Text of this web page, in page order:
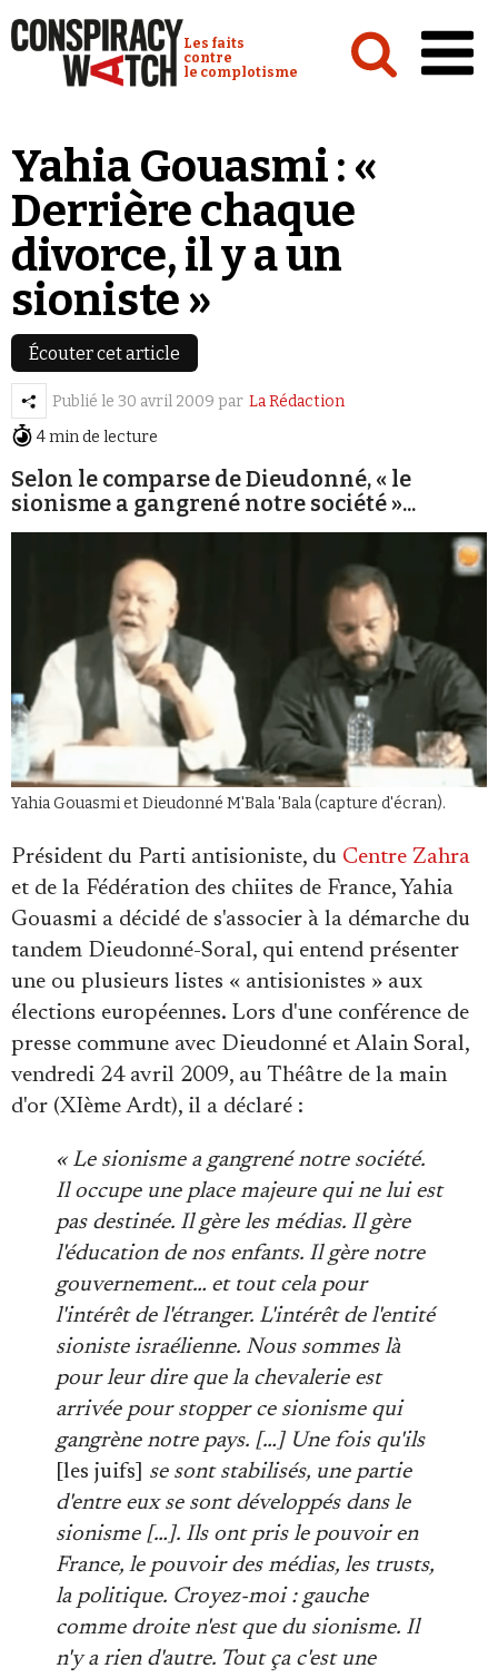
Conspiracy Watch :
Les faits
contre
le complotisme
Analyses
Conspipédia
Vidéos
Émissions
Revues de presse
Newsletter
Demander à Vera
Se connecter
Yahia Gouasmi : «
Derrière chaque
divorce, il y a un
sioniste »
Écouter cet article
Publié le 30 avril 2009 par La Rédaction
4 min de lecture
Selon le comparse de Dieudonné, « le
sionisme a gangrené notre société »...
Yahia Gouasmi et Dieudonné M'Bala 'Bala (capture d'écran).
Président du Parti antisioniste, du Centre Zahra
et de la Fédération des chiites de France, Yahia
Gouasmi a décidé de s'associer à la démarche du
tandem Dieudonné-Soral, qui entend présenter
une ou plusieurs listes « antisionistes » aux
élections européennes. Lors d'une conférence de
presse commune avec Dieudonné et Alain Soral,
vendredi 24 avril 2009, au Théâtre de la main
d'or (XIème Ardt), il a déclaré :
« Le sionisme a gangrené notre société.
Il occupe une place majeure qui ne lui est
pas destinée. Il gère les médias. Il gère
l'éducation de nos enfants. Il gère notre
gouvernement… et tout cela pour
l'intérêt de l'étranger. L'intérêt de l'entité
sioniste israélienne. Nous sommes là
pour leur dire que la chevalerie est
arrivée pour stopper ce sionisme qui
gangrène notre pays. […] Une fois qu'ils
[les juifs] se sont stabilisés, une partie
d'entre eux se sont développés dans le
sionisme […]. Ils ont pris le pouvoir en
France, le pouvoir des médias, les trusts,
la politique. Croyez-moi : gauche
comme droite n'est que du sionisme. Il
n'y a rien d'autre. Tout ça c'est une